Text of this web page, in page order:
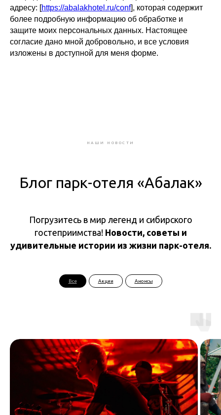
адресу: [https://abalakhotel.ru/conf], которая содержит
более подробную информацию об обработке и
защите моих персональных данных. Настоящее
согласие дано мной добровольно, и все условия
изложены в доступной для меня форме.
НАШИ НОВОСТИ
Блог парк-отеля «Абалак»
Погрузитесь в мир легенд и сибирского
гостеприимства! Новости, советы и
удивительные истории из жизни парк-отеля.
Все Акции Анонсы